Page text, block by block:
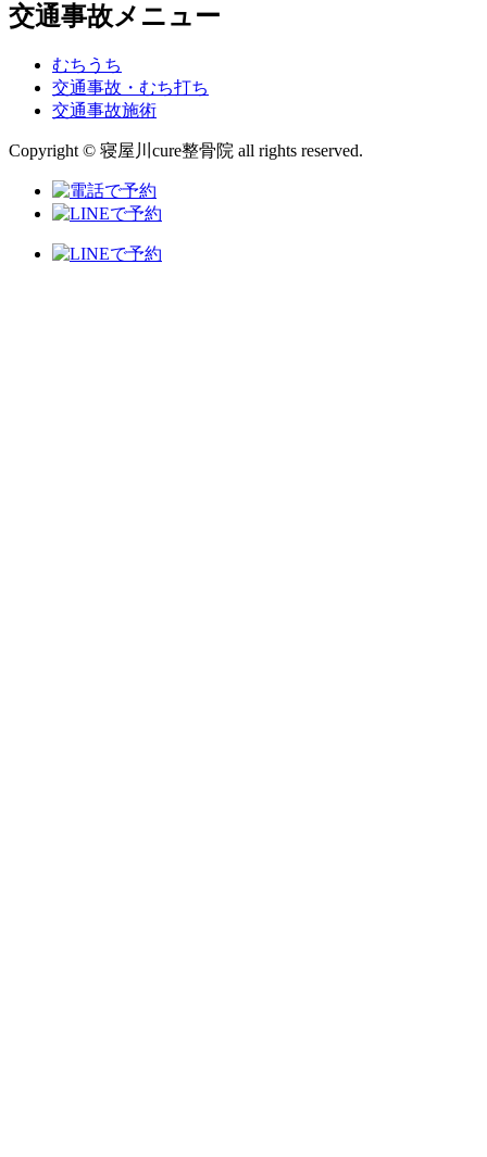
交通事故メニュー
むちうち
交通事故・むち打ち
交通事故施術
Copyright © 寝屋川cure整骨院 all rights reserved.